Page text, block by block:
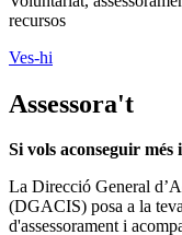
Voluntariat,
LaDirecció General
(DGACIS)posa a la